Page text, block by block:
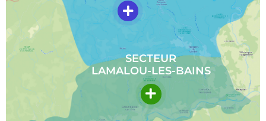
SECTEUR
LAMALOU-LES-BAINS